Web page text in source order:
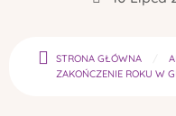
STRONA GŁÓWNA
ZAKOŃCZENIE ROKU W